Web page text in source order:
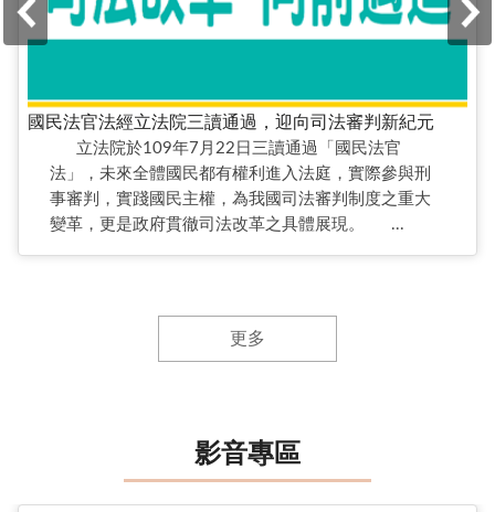
國民法官法經立法院三讀通過，迎向司法審判新紀元
立法院於109年7月22日三讀通過「國民法官
法」，未來全體國民都有權利進入法庭，實際參與刑
事審判，實踐國民主權，為我國司法審判制度之重大
變革，更是政府貫徹司法改革之具體展現。 ...
更多
影音專區